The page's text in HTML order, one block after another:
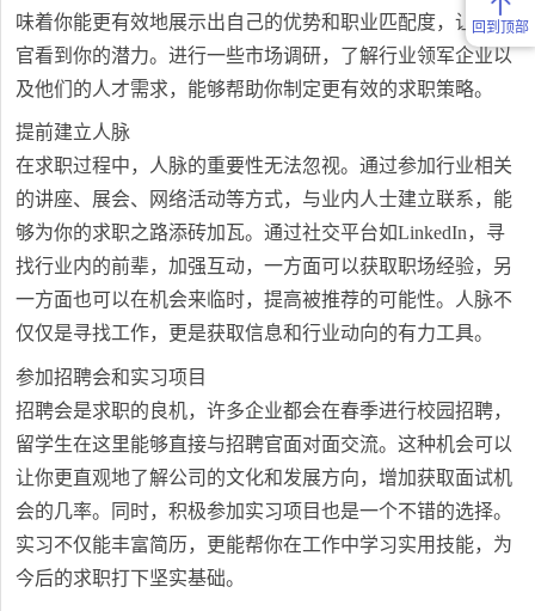
味着你能更有效地展示出自己的优势和职业匹配度，让招聘
官看到你的潜力。进行一些市场调研，了解行业领军企业以
及他们的人才需求，能够帮助你制定更有效的求职策略。
提前建立人脉
在求职过程中，人脉的重要性无法忽视。通过参加行业相关
的讲座、展会、网络活动等方式，与业内人士建立联系，能
够为你的求职之路添砖加瓦。通过社交平台如LinkedIn，寻
找行业内的前辈，加强互动，一方面可以获取职场经验，另
一方面也可以在机会来临时，提高被推荐的可能性。人脉不
仅仅是寻找工作，更是获取信息和行业动向的有力工具。
参加招聘会和实习项目
招聘会是求职的良机，许多企业都会在春季进行校园招聘，
留学生在这里能够直接与招聘官面对面交流。这种机会可以
让你更直观地了解公司的文化和发展方向，增加获取面试机
会的几率。同时，积极参加实习项目也是一个不错的选择。
实习不仅能丰富简历，更能帮你在工作中学习实用技能，为
今后的求职打下坚实基础。
回到顶部